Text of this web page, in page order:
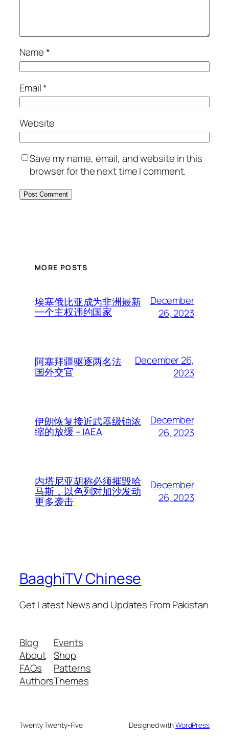
Name*
Email*
Website
Save my name, email, and website in this
browser for the next time I comment.
MORE POSTS
埃塞俄比亚成为非洲最新
一个主权违约国家
December
26, 2023
阿塞拜疆驱逐两名法
国外交官
December 26,
2023
伊朗恢复接近武器级铀浓
缩的放缓 – IAEA
December
26, 2023
内塔尼亚胡称必须摧毁哈
马斯，以色列对加沙发动
更多袭击
December
26, 2023
BaaghiTV Chinese
Get Latest News and Updates From Pakistan
Blog
About
FAQs
Authors
Events
Shop
Patterns
Themes
Twenty Twenty-Five Designed withWordPress